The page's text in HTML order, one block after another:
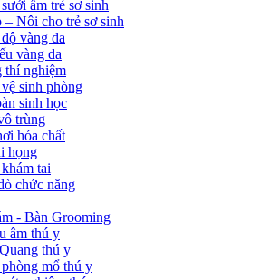
ấm trẻ sơ sinh
– Nôi cho trẻ sơ sinh
vàng da
vàng da
thí nghiệm
sinh phòng
sinh học
trùng
hóa chất
họng
tai
chức năng
- Bàn Grooming
âm thú y
thú y
mổ thú y